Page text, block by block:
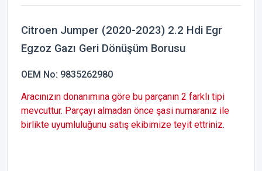
Citroen Jumper (2020-2023) 2.2 Hdi Egr
Egzoz Gazı Geri Dönüşüm Borusu
OEM No: 9835262980
Aracınızın donanımına göre bu parçanın 2 farklı tipi
mevcuttur. Parçayı almadan önce şasi numaranız ile
birlikte uyumluluğunu satış ekibimize teyit ettriniz.